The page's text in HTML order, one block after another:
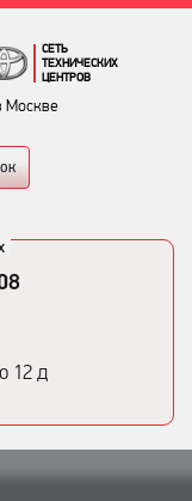
СЕТЬ
ТЕХНИЧЕСКИХ
ЦЕНТРОВ
Москве
12 д